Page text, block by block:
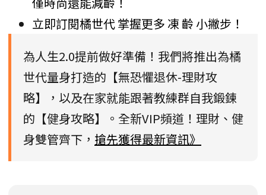
立即訂閱橘世代 掌握更多 凍 齡 小撇步！
為人生2.0提前做好準備！我們將推出為橘
世代量身打造的【無恐懼退休-理財攻
略】，以及在家就能跟著教練群自我鍛鍊
的【健身攻略】。全新VIP頻道！理財、健
身雙管齊下， 搶先獲得最新資訊》